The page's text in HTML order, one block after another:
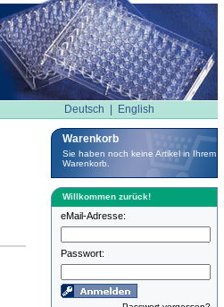
Deutsch English
Warenkorb
Sie haben noch keine Artikel in Ihrem
Warenkorb.
Willkommen zurück!
eMail-Adresse:
Passwort: